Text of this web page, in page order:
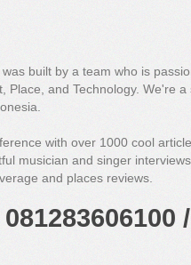
built by a team who is
Place, and Technology. We're a
with over 1000 cool
musician and singer
and places reviews.